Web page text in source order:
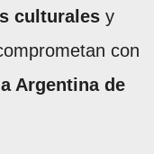
culturales y
con
Argentina de